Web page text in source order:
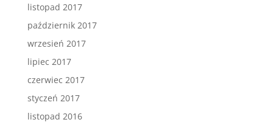
listopad 2017
październik 2017
wrzesień 2017
lipiec 2017
czerwiec 2017
styczeń 2017
listopad 2016